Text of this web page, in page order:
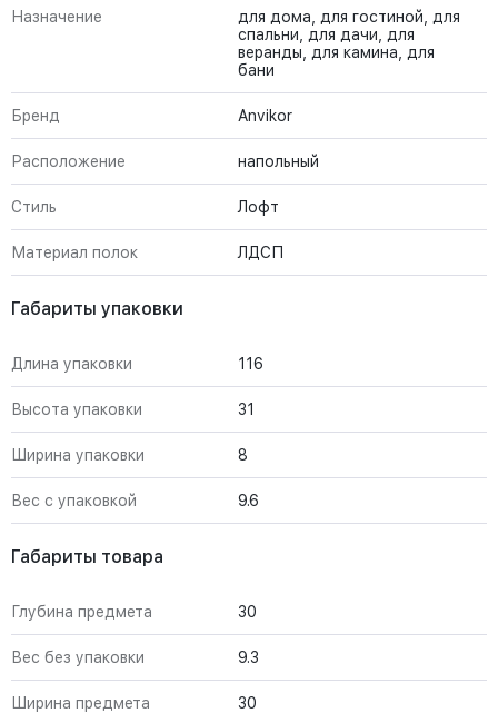
Назначение
для дома, для гостиной, для
спальни, для дачи, для
веранды, для камина, для
бани
Бренд Anvikor
Расположение напольный
Стиль Лофт
Материал полок ЛДСП
Габариты упаковки
Длина упаковки 116
Высота упаковки 31
Ширина упаковки 8
Вес с упаковкой 9.6
Габариты товара
Глубина предмета 30
Вес без упаковки 9.3
Ширина предмета 30